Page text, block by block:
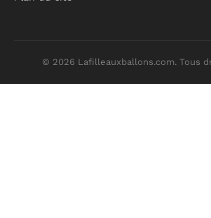
© 2026 Lafilleauxballons.com. Tous